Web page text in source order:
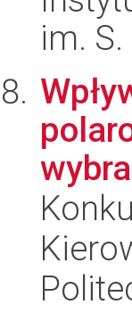
im.